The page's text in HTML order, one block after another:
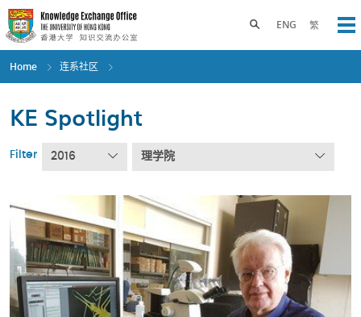
Skip
to
main
content
ENG 繁
Toggle search panel
Home 连系社区
KE Spotlight
Filter 2016 理学院